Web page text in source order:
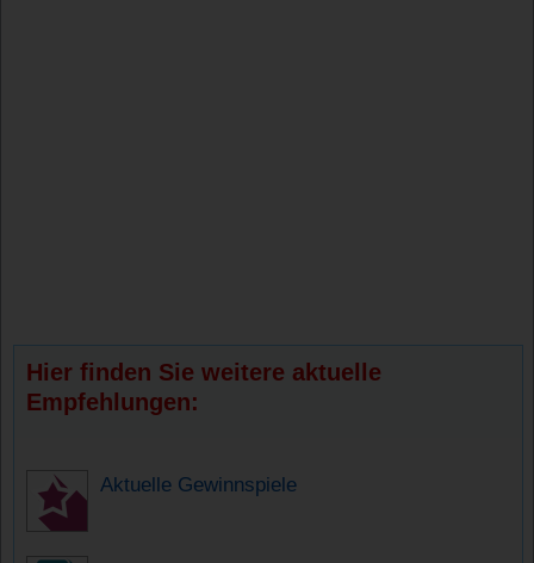
Hier finden Sie weitere aktuelle
Empfehlungen:
Aktuelle Gewinnspiele